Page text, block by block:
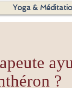
Yoga &
?